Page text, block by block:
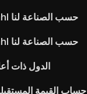
مؤشر herfindahl حسب الصناعة لنا
مؤشر herfindahl حسب الصناعة لنا
الدول ذات
حساب القيمة